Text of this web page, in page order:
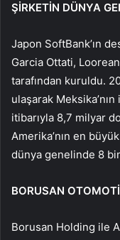
ŞİRKETİN DÜNYA
Japon SoftBank’ın
Garcia Ottati,
tarafından kuruldu.
ulaşarak Meksika’nın
itibarıyla 8,7 milyar
Amerika’nın en
dünya genelinde 8
BORUSAN
Borusan Holding ile